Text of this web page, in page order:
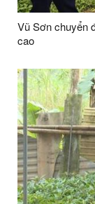
Vũ Sơn chuyển
cao